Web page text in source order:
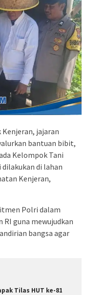
Kenjeran, jajaran
bantuan bibit,
Kelompok Tani
di lahan
Kenjeran,
Polri dalam
RI guna mewujudkan
bangsa agar
Tilas HUT ke-81